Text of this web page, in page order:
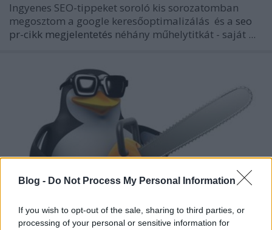
Blog - Do Not Process My Personal Information
If you wish to opt-out of the sale, sharing to third parties, or
processing of your personal or sensitive information for
Ingyenes SEO-tippeket soroló kis sorozatomban
megosztom a google keresőoptimalizálás és a seo
pr-cikk megjelentetés néhány műhelytitkát - saját ...